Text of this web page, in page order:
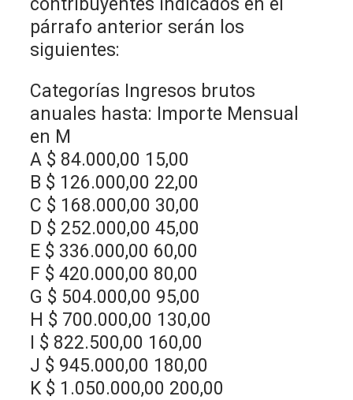
párrafo anterior serán los
siguientes:
Categorías Ingresos brutos
anuales hasta: Importe Mensual
en M
A $ 84.000,00 15,00
B $ 126.000,00 22,00
C $ 168.000,00 30,00
D $ 252.000,00 45,00
E $ 336.000,00 60,00
F $ 420.000,00 80,00
G $ 504.000,00 95,00
H $ 700.000,00 130,00
I $ 822.500,00 160,00
J $ 945.000,00 180,00
K $ 1.050.000,00 200,00